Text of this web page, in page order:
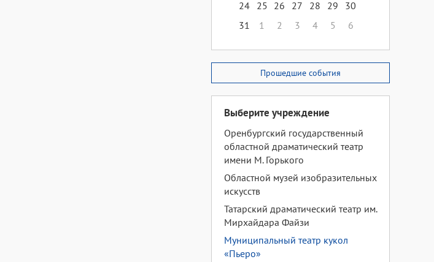
24 25 26 27 28 29
30
31
1 2 3 4 5 6
Прошедшие события
Выберите учреждение
Оренбургский государственный
областной драматический театр
имени М. Горького
Областной музей изобразительных
искусств
Татарский драматический театр им.
Мирхайдара Файзи
Муниципальный театр кукол
«Пьеро»